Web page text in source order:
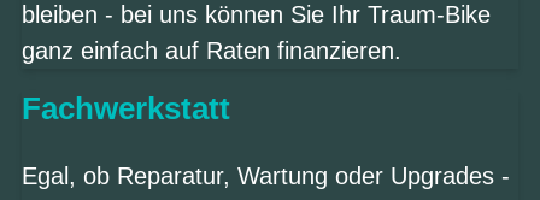
bleiben - bei uns können Sie Ihr Traum-Bike
ganz einfach auf Raten finanzieren.
Fachwerkstatt
Egal, ob Reparatur, Wartung oder Upgrades -